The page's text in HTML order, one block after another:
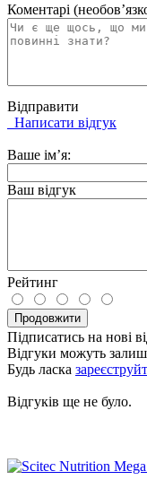
Коментарі
Відправити
Написати відгук
Ваше ім’я:
Ваш відгук
Рейтинг
Продовжити
Підписатись на нові
Відгуки можуть
Будь ласка
Відгуків ще не було.